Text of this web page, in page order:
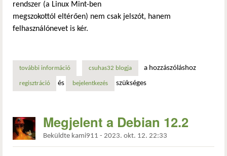
rendszer (a Linux Mint-ben
megszokottól eltérően) nem csak jelszót, hanem
felhasználónevet is kér.
további információdebian 12 lightdm – a felhasználók nevének
csuhas32 blogja a hozzászóláshoz
regisztráció és bejelentkezés szükséges
Megjelent a Debian 12.2
Beküldte kami911 - 2023. okt. 12. 22:33